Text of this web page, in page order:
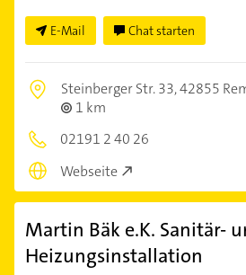
E-Mail Chat starten
Steinberger Str. 33,42855
1 km
02191 2 40 26
Webseite
Martin Bäk e.K. Sanitär-
Heizungsinstallation